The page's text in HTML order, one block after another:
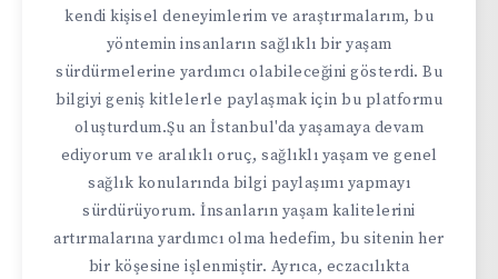
kendi kişisel deneyimlerim ve araştırmalarım, bu
yöntemin insanların sağlıklı bir yaşam
sürdürmelerine yardımcı olabileceğini gösterdi. Bu
bilgiyi geniş kitlelerle paylaşmak için bu platformu
oluşturdum.Şu an İstanbul'da yaşamaya devam
ediyorum ve aralıklı oruç, sağlıklı yaşam ve genel
sağlık konularında bilgi paylaşımı yapmayı
sürdürüyorum. İnsanların yaşam kalitelerini
artırmalarına yardımcı olma hedefim, bu sitenin her
bir köşesine işlenmiştir. Ayrıca, eczacılıkta